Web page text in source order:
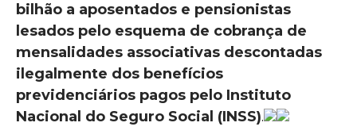
bilhão a aposentados e pensionistas
lesados pelo esquema de cobrança de
mensalidades associativas descontadas
ilegalmente dos benefícios
previdenciários pagos pelo Instituto
Nacional do Seguro Social (INSS).